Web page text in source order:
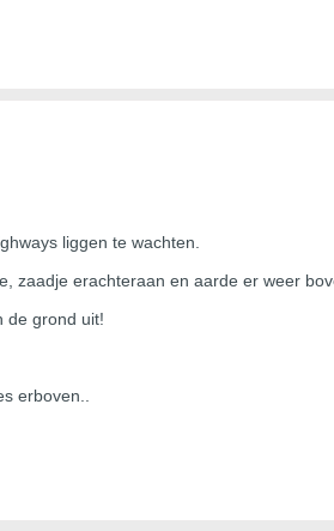
liggen te wachten.
zaadje erachteraan en aarde er weer
de grond uit!
erboven..